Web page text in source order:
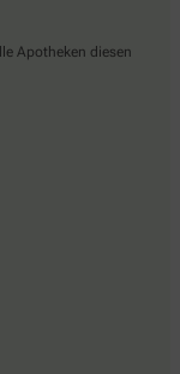
Apotheken diesen